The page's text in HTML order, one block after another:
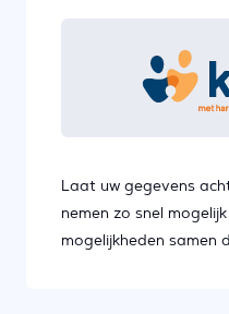
Laat uw gegevens
nemen zo snel
mogelijkheden samen